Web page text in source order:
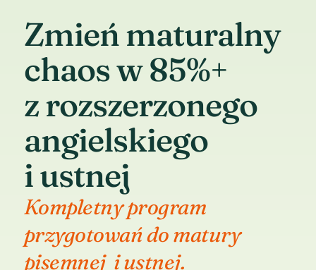
Zmień maturalny
chaos w 85%+
z rozszerzonego
angielskiego
i ustnej
Kompletny program
przygotowań do matury
pisemnej i ustnej.